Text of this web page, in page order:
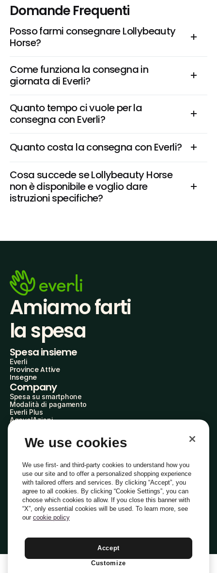
Domande Frequenti
Posso farmi consegnare Lollybeauty
Horse?
Come funziona la consegna in
giornata di Everli?
Quanto tempo ci vuole per la
consegna con Everli?
Quanto costa la consegna con Everli?
Cosa succede se Lollybeauty Horse
non è disponibile e voglio dare
istruzioni specifiche?
Amiamo farti
la spesa
Spesa insieme
Everli
Province Attive
Insegne
Company
Spesa su smartphone
Modalità di pagamento
Everli Plus
AgevolAzioni
Everli Shoppers
Scopri chi siamo
Domande frequenti
Lavora con noi
Diventa Shopper
Investitori
PrivacyCookiePreferenze Cookie
Termini e Condizioni
Italiano
We use cookies
We use first- and third-party cookies to understand how you
use our site and to offer a personalized shopping experience
with tailored offers and services. By clicking “Accept”, you
agree to all cookies. By clicking “Cookie Settings”, you can
choose which cookies to allow. If you close this banner with
“X”, only essential cookies will be used. To learn more, see
our cookie policy
Accept
Customize